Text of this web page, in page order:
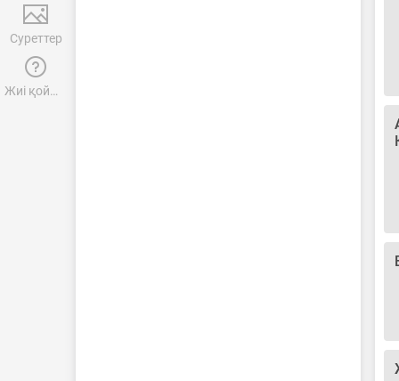
Суреттер
Жиі қойылатын сұрақтар